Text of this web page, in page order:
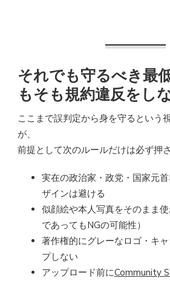
それでも守るべき最
もそも規約違反をし
ここまで誤判定から身を守るという
が、
前提として次のルールだけは必ず押
実在の政治家・政党・国家元
ザインは避ける
似顔絵や本人写真をそのまま
であってもNGの可能性）
著作権的にグレーなロゴ・キ
プしない
アップロード前にCommunity